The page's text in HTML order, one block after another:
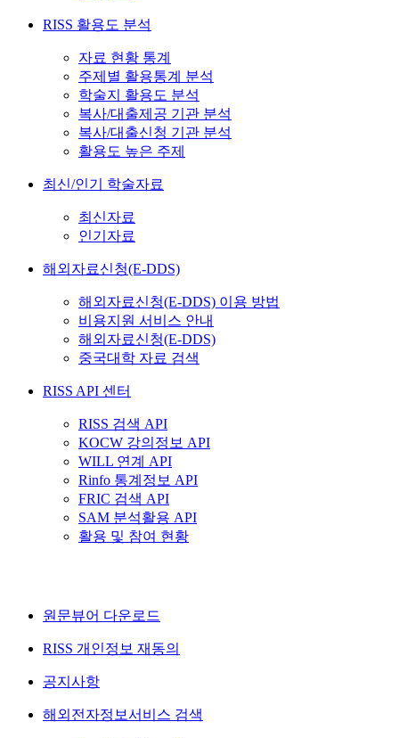
RISS 활용도 분석
자료 현황 통계
주제별 활용통계 분석
학술지 활용도 분석
복사/대출제공 기관 분석
복사/대출신청 기관 분석
활용도 높은 주제
최신/인기 학술자료
최신자료
인기자료
해외자료신청(E-DDS)
해외자료신청(E-DDS) 이용 방법
비용지원 서비스 안내
해외자료신청(E-DDS)
중국대학 자료 검색
RISS API 센터
RISS 검색 API
KOCW 강의정보 API
WILL 연계 API
Rinfo 통계정보 API
FRIC 검색 API
SAM 분석활용 API
활용 및 참여 현황
원문뷰어 다운로드
RISS 개인정보 재동의
공지사항
해외전자정보서비스 검색